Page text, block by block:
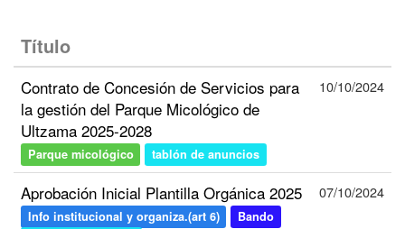
Título
Contrato de Concesión de Servicios para
la gestión del Parque Micológico de
Ultzama 2025-2028
Parque micológico tablón de anuncios
10/10/2024
Aprobación Inicial Plantilla Orgánica 2025
Info institucional y organiza.(art 6)
Bando
07/10/2024